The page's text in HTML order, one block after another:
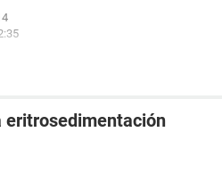
eritrosedimentación